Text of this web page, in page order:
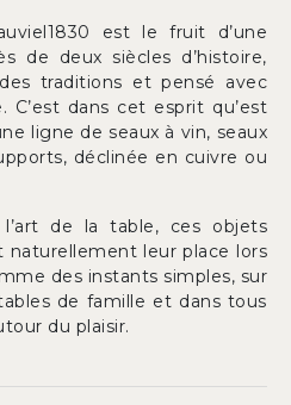
est le fruit d’une
de deux siècles d’histoire,
traditions et pensé avec
C’est dans cet esprit qu’est
ligne de seaux à vin, seaux
déclinée en cuivre ou
de la table, ces objets
leur place lors
des instants simples, sur
de famille et dans tous
du plaisir.